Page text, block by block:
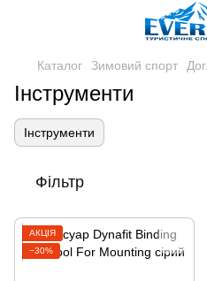
Каталог Зимовий спорт
Інструменти
Інструменти
Фільтр
АКЦІЯ
−30%